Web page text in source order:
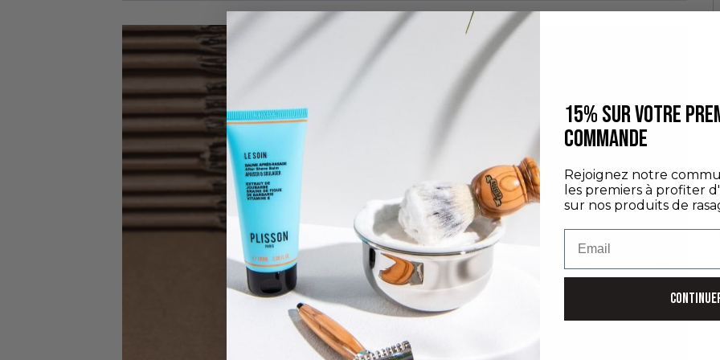
15% SUR VOTRE
COMMANDE
Rejoignez notre
les premiers à profiter
sur nos produits de